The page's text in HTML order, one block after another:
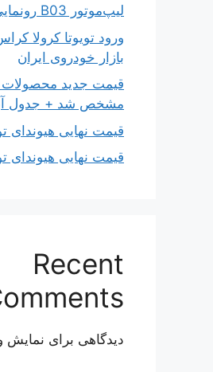
لیپ‌موتور B03 رونمایی شد؛
بازار خودروی ایران
قیمت جدید
مشخص شد + جدول آبان
قیمت نهایی هیوندای
قیمت نهایی هیوندای
Recent
دیدگاهی برای نمایش